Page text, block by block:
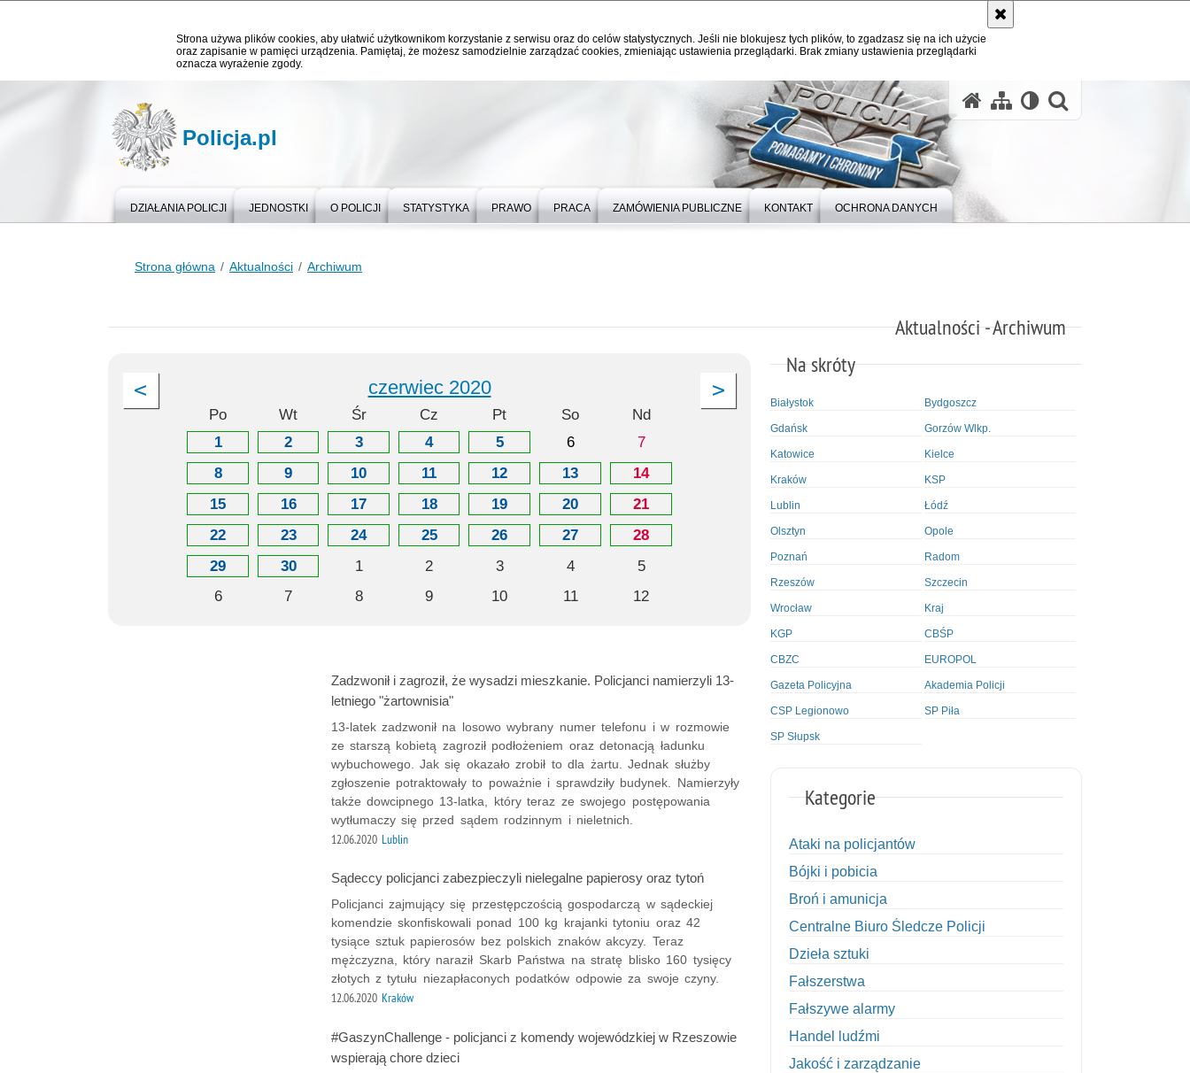
Strona używa plików cookies, aby ułatwić użytkownikom korzystanie z serwisu oraz do celów statystycznych. Jeśli nie blokujesz tych plików, to zgadzasz się na ich użycie
oraz zapisanie w pamięci urządzenia. Pamiętaj, że możesz samodzielnie zarządzać cookies, zmieniając ustawienia przeglądarki. Brak zmiany ustawienia przeglądarki
oznacza wyrażenie zgody.
Policja.pl
DZIAŁANIA POLICJI JEDNOSTKI O POLICJI STATYSTYKA PRAWO PRACA ZAMÓWIENIA PUBLICZNE KONTAKT OCHRONA DANYCH
Strona główna Aktualności Archiwum
Aktualności - Archiwum
czerwiec 2020
Po Wt Śr Cz Pt So
Nd
1
2 3 4 5 6
7
8
9 10 11 12 13
14
15
16 17 18 19 20
21
22
23 24 25 26 27
28
29
30 1 2 3 4
5
6
7 8 9 10 11 12
Zadzwonił i zagroził, że wysadzi mieszkanie. Policjanci namierzyli 13-
letniego "żartownisia"
13-latek zadzwonił na losowo wybrany numer telefonu i w rozmowie
ze starszą kobietą zagroził podłożeniem oraz detonacją ładunku
wybuchowego. Jak się okazało zrobił to dla żartu. Jednak służby
zgłoszenie potraktowały to poważnie i sprawdziły budynek. Namierzyły
także dowcipnego 13-latka, który teraz ze swojego postępowania
wytłumaczy się przed sądem rodzinnym i nieletnich.
12.06.2020 Lublin
Sądeccy policjanci zabezpieczyli nielegalne papierosy oraz tytoń
Policjanci zajmujący się przestępczością gospodarczą w sądeckiej
komendzie skonfiskowali ponad 100 kg krajanki tytoniu oraz 42
tysiące sztuk papierosów bez polskich znaków akcyzy. Teraz
mężczyzna, który naraził Skarb Państwa na stratę blisko 160 tysięcy
złotych z tytułu niezapłaconych podatków odpowie za swoje czyny.
12.06.2020 Kraków
#GaszynChallenge - policjanci z komendy wojewódzkiej w Rzeszowie
wspierają chore dzieci
Na skróty
Białystok Bydgoszcz
Gdańsk Gorzów Wlkp.
Katowice Kielce
Kraków KSP
Lublin Łódź
Olsztyn Opole
Poznań Radom
Rzeszów Szczecin
Wrocław Kraj
KGP CBŚP
CBZC EUROPOL
Gazeta Policyjna Akademia Policji
CSP Legionowo SP Piła
SP Słupsk
Kategorie
Ataki na policjantów
Bójki i pobicia
Broń i amunicja
Centralne Biuro Śledcze Policji
Dzieła sztuki
Fałszerstwa
Fałszywe alarmy
Handel ludźmi
Jakość i zarządzanie